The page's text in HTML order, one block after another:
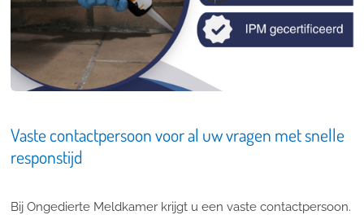
Vaste contactpersoon voor al uw vragen met snelle
responstijd
Bij Ongedierte Meldkamer krijgt u een vaste contactpersoon.